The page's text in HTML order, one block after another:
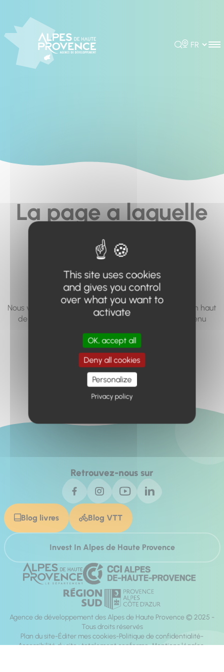
Rechercher
Choisir la
La page a laquelle
vous cherchez à
accéder n'existe
pas... ou plus.
Nous vous invitons à utiliser le moteur de recherche en haut
de page, ou à utiliser le menu pour trouver le contenu
Retour à l'accueil
Retrouvez-nous sur
Blog livres Blog VTT
Invest In Alpes de Haute Provence
Agence de développement des Alpes de Haute Provence © 2025 -
Tous droits réservés
Plan du site Éditer mes cookies Politique de confidentialité
Accessibilité du site : totalement conforme Mentions légales
This site uses cookies
and gives you control
over what you want to
activate
OK, accept all
Deny all cookies
Personalize
Privacy policy